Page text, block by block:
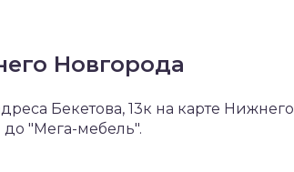
Новгорода
Бекетова, 13к на карте Нижнего
"Мега-мебель".